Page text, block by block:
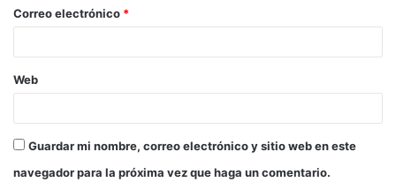
*
Correo electrónico *
Web
Guardar mi nombre, correo electrónico y sitio web en este
navegador para la próxima vez que haga un comentario.